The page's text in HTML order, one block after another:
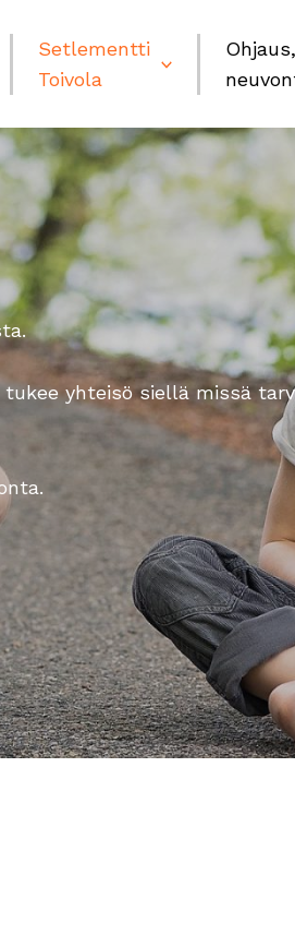
Setlementti
Toivola
Ohjaus,
yhteisö siellä missä